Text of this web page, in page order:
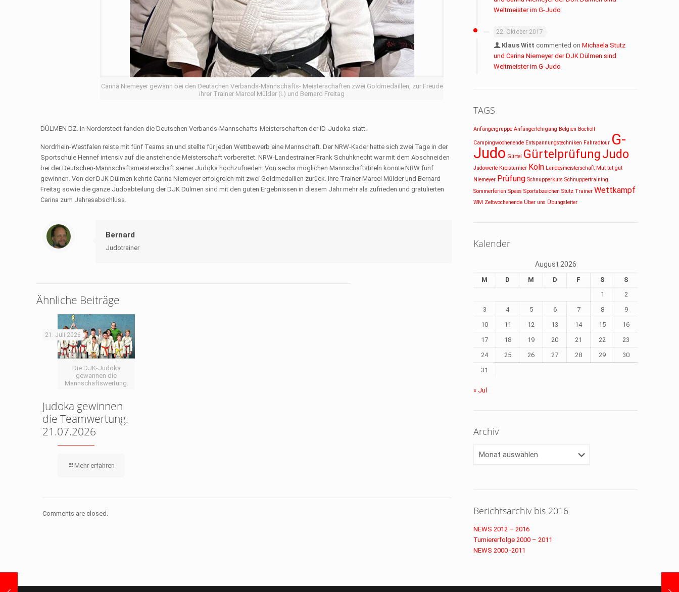
Carina Niemeyer gewann bei den Deutschen Verbands-Mannschafts- Meisterschaften zwei Goldmedaillen, zur Freude
ihrer Trainer Marcel Mülder (I.) und Bernard Freitag
DÜLMEN DZ. In Norderstedt fan­den die Deutschen Ver­bands-Mannschafts-Meister­schaften der ID-Judoka statt.
Nordrhein-Westfalen reiste mit fünf Teams an und stell­te für jeden Wettbewerb eine Mannschaft. Der NRW-Kader hatte sich zwei Tage in der
Sportschule Hennef intensiv auf die anstehende Meister­schaft vorbereitet. NRW-Lan­destrainer Frank Schuh­knecht war mit dem Ab­schneiden
bei der Deutschen-Mannschaftsmeisterschaft seiner Judoka hoch­zufrieden. Von sechs mög­lichen Mannschaftstiteln konnte NRW fünf
gewin­nen. Von der DJK Dülmen kehrte Carina Niemeyer er­folgreich mit zwei Goldme­daillen zurück. Ihre Trainer Marcel Mülder und Bernard
Freitag sowie die gan­ze Judoabteilung der DJK Dülmen sind mit den guten Ergebnissen in diesem Jahr mehr als zufrieden und gratulierten
Carina zum Jahresabschluss.
Bernard
Judotrainer
Ähnliche Beiträge
Die DJK-Judoka
gewannen die
Mannschaftswertung.
21. Juli 2026
Judoka gewinnen
die Teamwertung.
21.07.2026
Mehr erfahren
Comments are closed.
Weltmeister im G-Judo
22. Oktober 2017
Klaus Witt commented on Michaela Stutz
und Carina Niemeyer der DJK Dülmen sind
Weltmeister im G-Judo
TAGS
Anfängergruppe Anfängerlehrgang Belgien Bocholt
Campingwochenende Entspannungstechniken Fahradtour G-
Judo Gürtel GürtelprüfungJudo
Judowerte Kreisturnier Köln Landesmeisterschaft Mut tut gut
Niemeyer Prüfung Schnupperkurs Schnuppertraining
Sommerferien Spass Sportabzeichen Stutz Trainer Wettkampf
WM Zeltwochenende Über uns Übungsleiter
Kalender
August 2026
M D M D F S
S
1
2
3
4 5 6 7 8
9
10
11 12 13 14 15
16
17
18 19 20 21 22
23
24
25 26 27 28 29
30
31
« Jul
Archiv
Berichtsarchiv bis 2016
NEWS 2012 – 2016
Turniererfolge 2000 – 2011
NEWS 2000 -2011